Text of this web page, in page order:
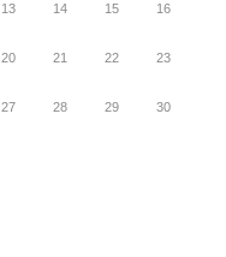
13 14 15 16
20 21 22 23
27 28 29 30